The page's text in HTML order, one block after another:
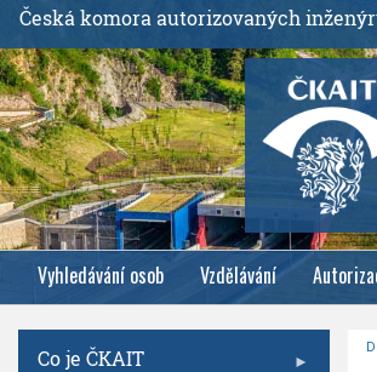
ř
e
j
í
t
k
h
l
v
Česká komora autorizovaných
Vyhledávání osob Vzdělávání
Co je ČKAIT